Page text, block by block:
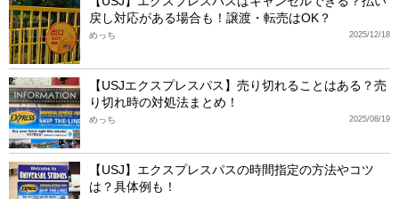
戻し対応がある場合も！譲渡・転売はOK？
2025/12/18
めっち
【USJエクスプレスパス】売り切れることはある？売
り切れ時の対処法まとめ！
2025/08/19
めっち
【USJ】エクスプレスパスの時間指定の方法やコツ
は？具体例も！